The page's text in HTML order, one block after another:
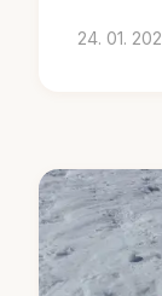
24. 01.